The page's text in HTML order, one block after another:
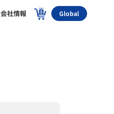
会社情報 Global